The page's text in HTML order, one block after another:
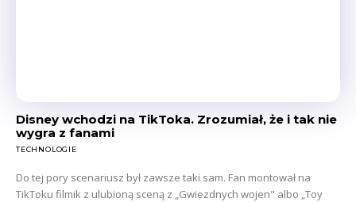
Disney wchodzi na TikToka. Zrozumiał, że i tak nie
wygra z fanami
TECHNOLOGIE
Do tej pory scenariusz był zawsze taki sam. Fan montował na
TikToku filmik z ulubioną sceną z „Gwiezdnych wojen" albo „Toy